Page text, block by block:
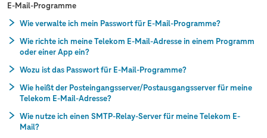
E-Mail-Programme
Wie verwalte ich mein Passwort für E-Mail-Programme?
Wie richte ich meine Telekom E-Mail-Adresse in einem Programm
oder einer App ein?
Wozu ist das Passwort für E-Mail-Programme?
Wie heißt der Posteingangsserver/Postausgangsserver für meine
Telekom E-Mail-Adresse?
Wie nutze ich einen SMTP-Relay-Server für meine Telekom E-
Mail?